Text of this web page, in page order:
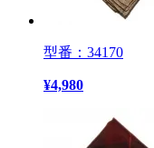
型番：34170
¥4,980